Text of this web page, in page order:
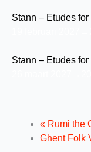
Stann – Etudes
Stann – Etudes
« Rumi the
Ghent Folk